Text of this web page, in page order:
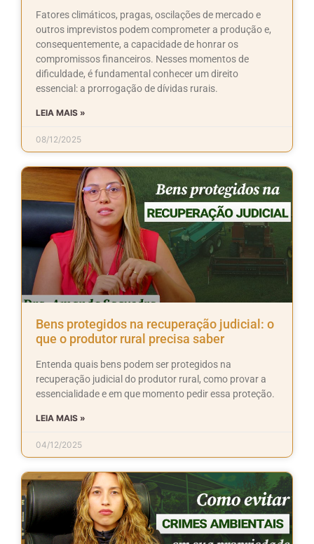
Fatores climáticos, pragas, oscilações de mercado e
outros imprevistos podem comprometer a produção e,
consequentemente, a capacidade de honrar os
compromissos financeiros. Nesses momentos de
dificuldade, é fundamental conhecer um direito
essencial: a prorrogação de dívidas rurais.
LEIA MAIS »
08/12/2025
Bens protegidos na recuperação judicial: o
que o produtor rural precisa saber
Entenda quais bens podem ser protegidos na
recuperação judicial do produtor rural, como provar a
essencialidade e em que momento pedir essa proteção.
LEIA MAIS »
04/12/2025